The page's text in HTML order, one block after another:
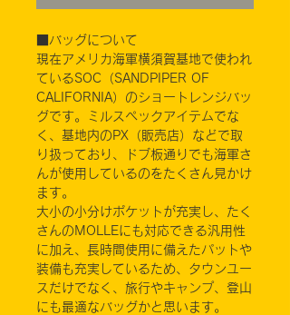
■バッグについて
現在アメリカ海軍横須賀基地で使われ
ているSOC（SANDPIPER OF
CALIFORNIA）のショートレンジバッ
グです。ミルスペックアイテムでな
く、基地内のPX（販売店）などで取
り扱っており、ドブ板通りでも海軍さ
んが使用しているのをたくさん見かけ
ます。
大小の小分けポケットが充実し、たく
さんのMOLLEにも対応できる汎用性
に加え、長時間使用に備えたパットや
装備も充実しているため、タウンユー
スだけでなく、旅行やキャンプ、登山
にも最適なバッグかと思います。